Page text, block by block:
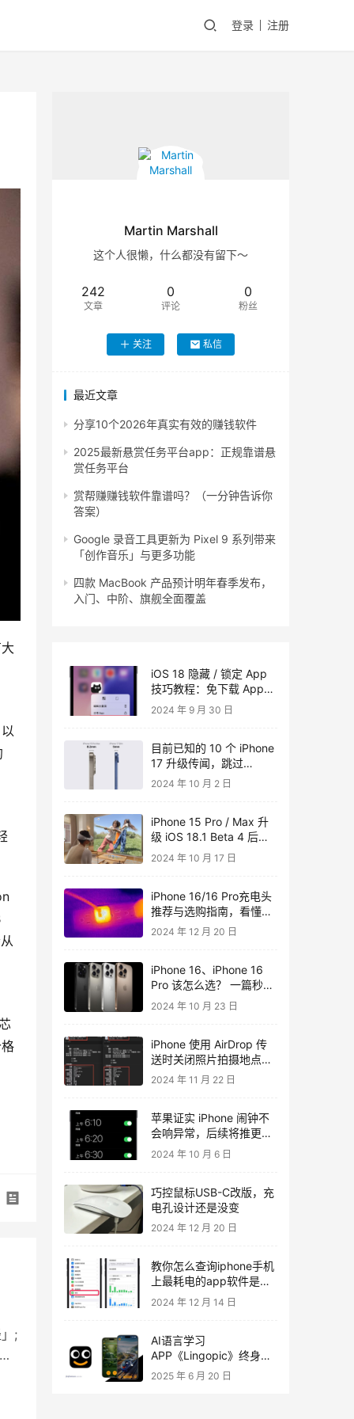
登录 注册
;
Martin Marshall
这个人很懒，什么都没有留下～
242
文章
0
评论
0
粉丝
关注 私信
最近文章
分享10个2026年真实有效的赚钱软件
2025最新悬赏任务平台app：正规靠谱悬
赏任务平台
赏帮赚赚钱软件靠谱吗？（一分钟告诉你
答案）
Google 录音工具更新为 Pixel 9 系列带来
「创作音乐」与更多功能
四款 MacBook 产品预计明年春季发布，
入门、中阶、旗舰全面覆盖
iOS 18 隐藏 / 锁定 App
技巧教程：免下载 App，
内建功能即可保护 App
2024 年 9 月 30 日
目前已知的 10 个 iPhone
17 升级传闻，跳过
iPhone 16 跨代升级值得
2024 年 10 月 2 日
iPhone 15 Pro / Max 升
级 iOS 18.1 Beta 4 后支
持空间照片功能
2024 年 10 月 17 日
iPhone 16/16 Pro充电头
推荐与选购指南，看懂差
异和快充怎么挑
2024 年 12 月 20 日
iPhone 16、iPhone 16
Pro 该怎么选？ 一篇秒懂
4 机型关键差异
2024 年 10 月 23 日
iPhone 使用 AirDrop 传
送时关闭照片拍摄地点、
所有资料
2024 年 11 月 22 日
苹果证实 iPhone 闹钟不
会响异常，后续将推更新
修复！可以先尝试一招自
2024 年 10 月 6 日
巧控鼠标USB-C改版，充
电孔设计还是没变
2024 年 12 月 20 日
教你怎么查询iphone手机
上最耗电的app软件是哪
款
2024 年 12 月 14 日
AI语言学习
APP《Lingopic》终身限
免领取，图片记忆轻松学
2025 年 6 月 20 日